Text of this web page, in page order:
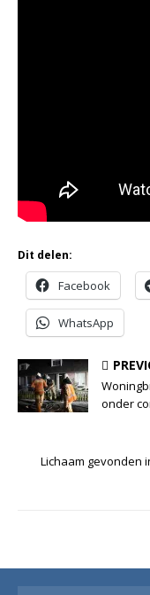
Dit delen:
Facebook
WhatsApp
onder
Lichaam gevonden